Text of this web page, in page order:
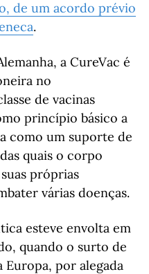
de um acordo prévio
.
a CureVac é
no
de vacinas
princípio básico a
como um suporte de
quais o corpo
próprias
várias doenças.
esteve envolta em
quando o surto de
por alegada